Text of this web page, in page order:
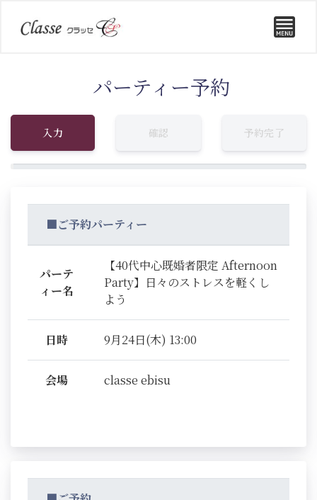
パーティー予約
入力 確認 予約完了
■ご予約パーティー
パーテ
ィー名
【40代中心既婚者限定 Afternoon
Party】日々のストレスを軽くし
よう
日時 9月24日(木) 13:00
会場 classe ebisu